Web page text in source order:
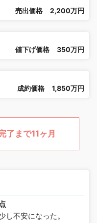
売出価格 2,200万円
値下げ価格 350万円
成約価格 1,850万円
了まで11ヶ月
し不安になった。